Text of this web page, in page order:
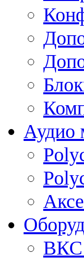
Аудио
ВКС